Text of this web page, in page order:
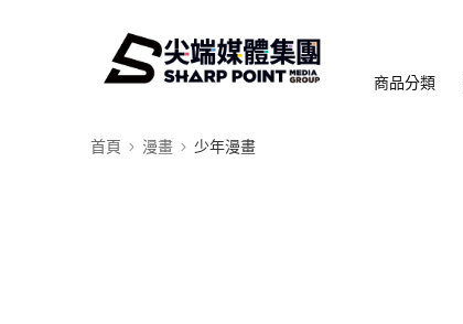
商品分類
首頁 漫畫 少年漫畫